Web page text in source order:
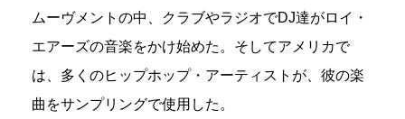
ムーヴメントの中、クラブやラジオでDJ達がロイ・
エアーズの音楽をかけ始めた。そしてアメリカで
は、多くのヒップホップ・アーティストが、彼の楽
曲をサンプリングで使用した。